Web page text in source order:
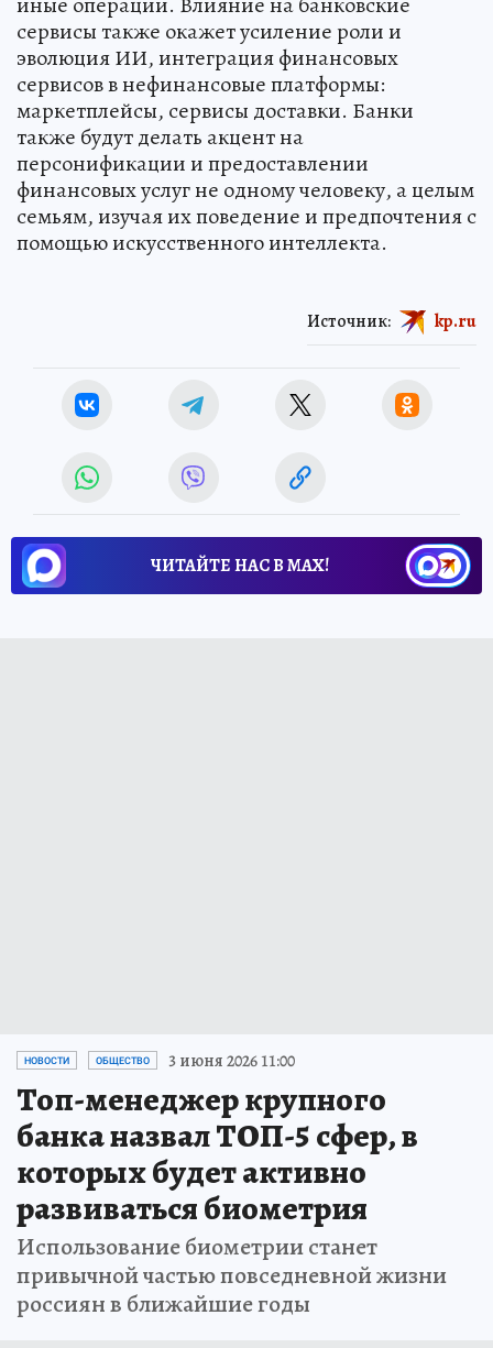
сервисы также окажет усиление роли и
эволюция ИИ, интеграция финансовых
сервисов в нефинансовые платформы:
маркетплейсы, сервисы доставки. Банки
также будут делать акцент на
персонификации и предоставлении
финансовых услуг не одному человеку, а целым
семьям, изучая их поведение и предпочтения с
помощью искусственного интеллекта.
Источник: kp.ru
ЧИТАЙТЕ НАС В МАХ!
НОВОСТИ ОБЩЕСТВО 3 июня 2026 11:00
Топ-менеджер крупного
банка назвал ТОП-5 сфер, в
которых будет активно
развиваться биометрия
Использование биометрии станет
привычной частью повседневной жизни
россиян в ближайшие годы